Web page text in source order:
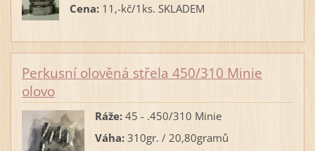
Cena: 11,-kč/1ks. SKLADEM
Perkusní olověná střela 450/310 Minie
olovo
Ráže: 45 - .450/310 Minie
Váha: 310gr. / 20,80gramů